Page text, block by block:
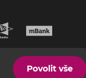
Povolit vše